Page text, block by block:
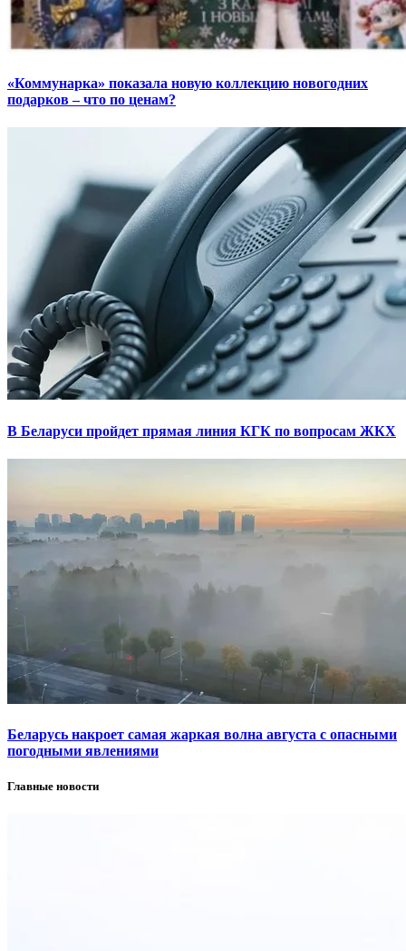
«Коммунарка» показала новую коллекцию новогодних
подарков – что по ценам?
В Беларуси пройдет прямая линия КГК по вопросам ЖКХ
Беларусь накроет самая жаркая волна августа с опасными
погодными явлениями
Главные новости